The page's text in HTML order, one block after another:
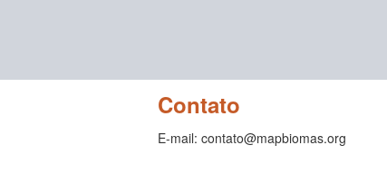
Contato
E-mail: contato@mapbiomas.org